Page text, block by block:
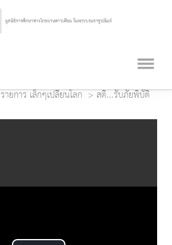
รายการ เล็กๆเปลี่ยนโลก สติ...รับภัยพิบัติ